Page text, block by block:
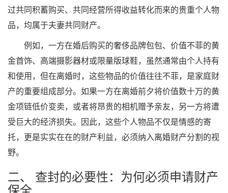
过共同积蓄购买、共同经营所得收益转化而来的贵重个人物
品，均属于夫妻共同财产。
例如，一方在婚后购买的奢侈品牌包包、价值不菲的黄
金首饰、高端摄影器材或限量版球鞋，虽然通常由个人持有
和使用，但在离婚时，这些物品的价值往往不菲，是家庭财
产的重要组成部分。如果一方在离婚前夕将价值数十万的黄
金项链低价变卖，或者将昂贵的相机赠予亲友，另一方将遭
受巨大的经济损失。因此，这些个人物品不仅是情感的寄
托，更是实实在在的财产利益，必须纳入离婚财产分割的视
野。
二、 查封的必要性：为何必须申请财产